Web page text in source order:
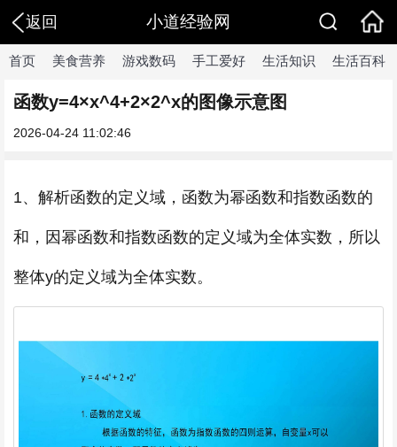
返回 小道经验网
首页 美食营养 游戏数码 手工爱好 生活知识 生活百科
函数y=4×x^4+2×2^x的图像示意图
2026-04-24 11:02:46
1、解析函数的定义域，函数为幂函数和指数函数的
和，因幂函数和指数函数的定义域为全体实数，所以
整体y的定义域为全体实数。